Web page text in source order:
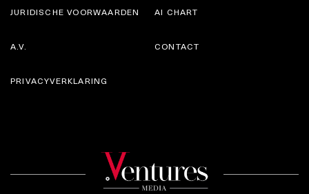
JURIDISCHE VOORWAARDEN
A.V.
AI CHART
CONTACT
PRIVACYVERKLARING